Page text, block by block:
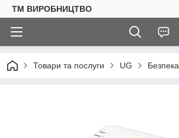
ТМ ВИРОБНИЦТВО
Товари та послуги UG Безпека